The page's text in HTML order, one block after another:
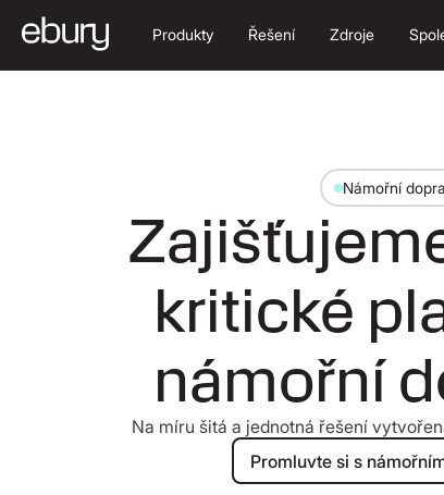
Produkty Řešení Zdroje
Námořní
kritické
námořní
Na míru šitá a jednotná řešení
Promluvte si s